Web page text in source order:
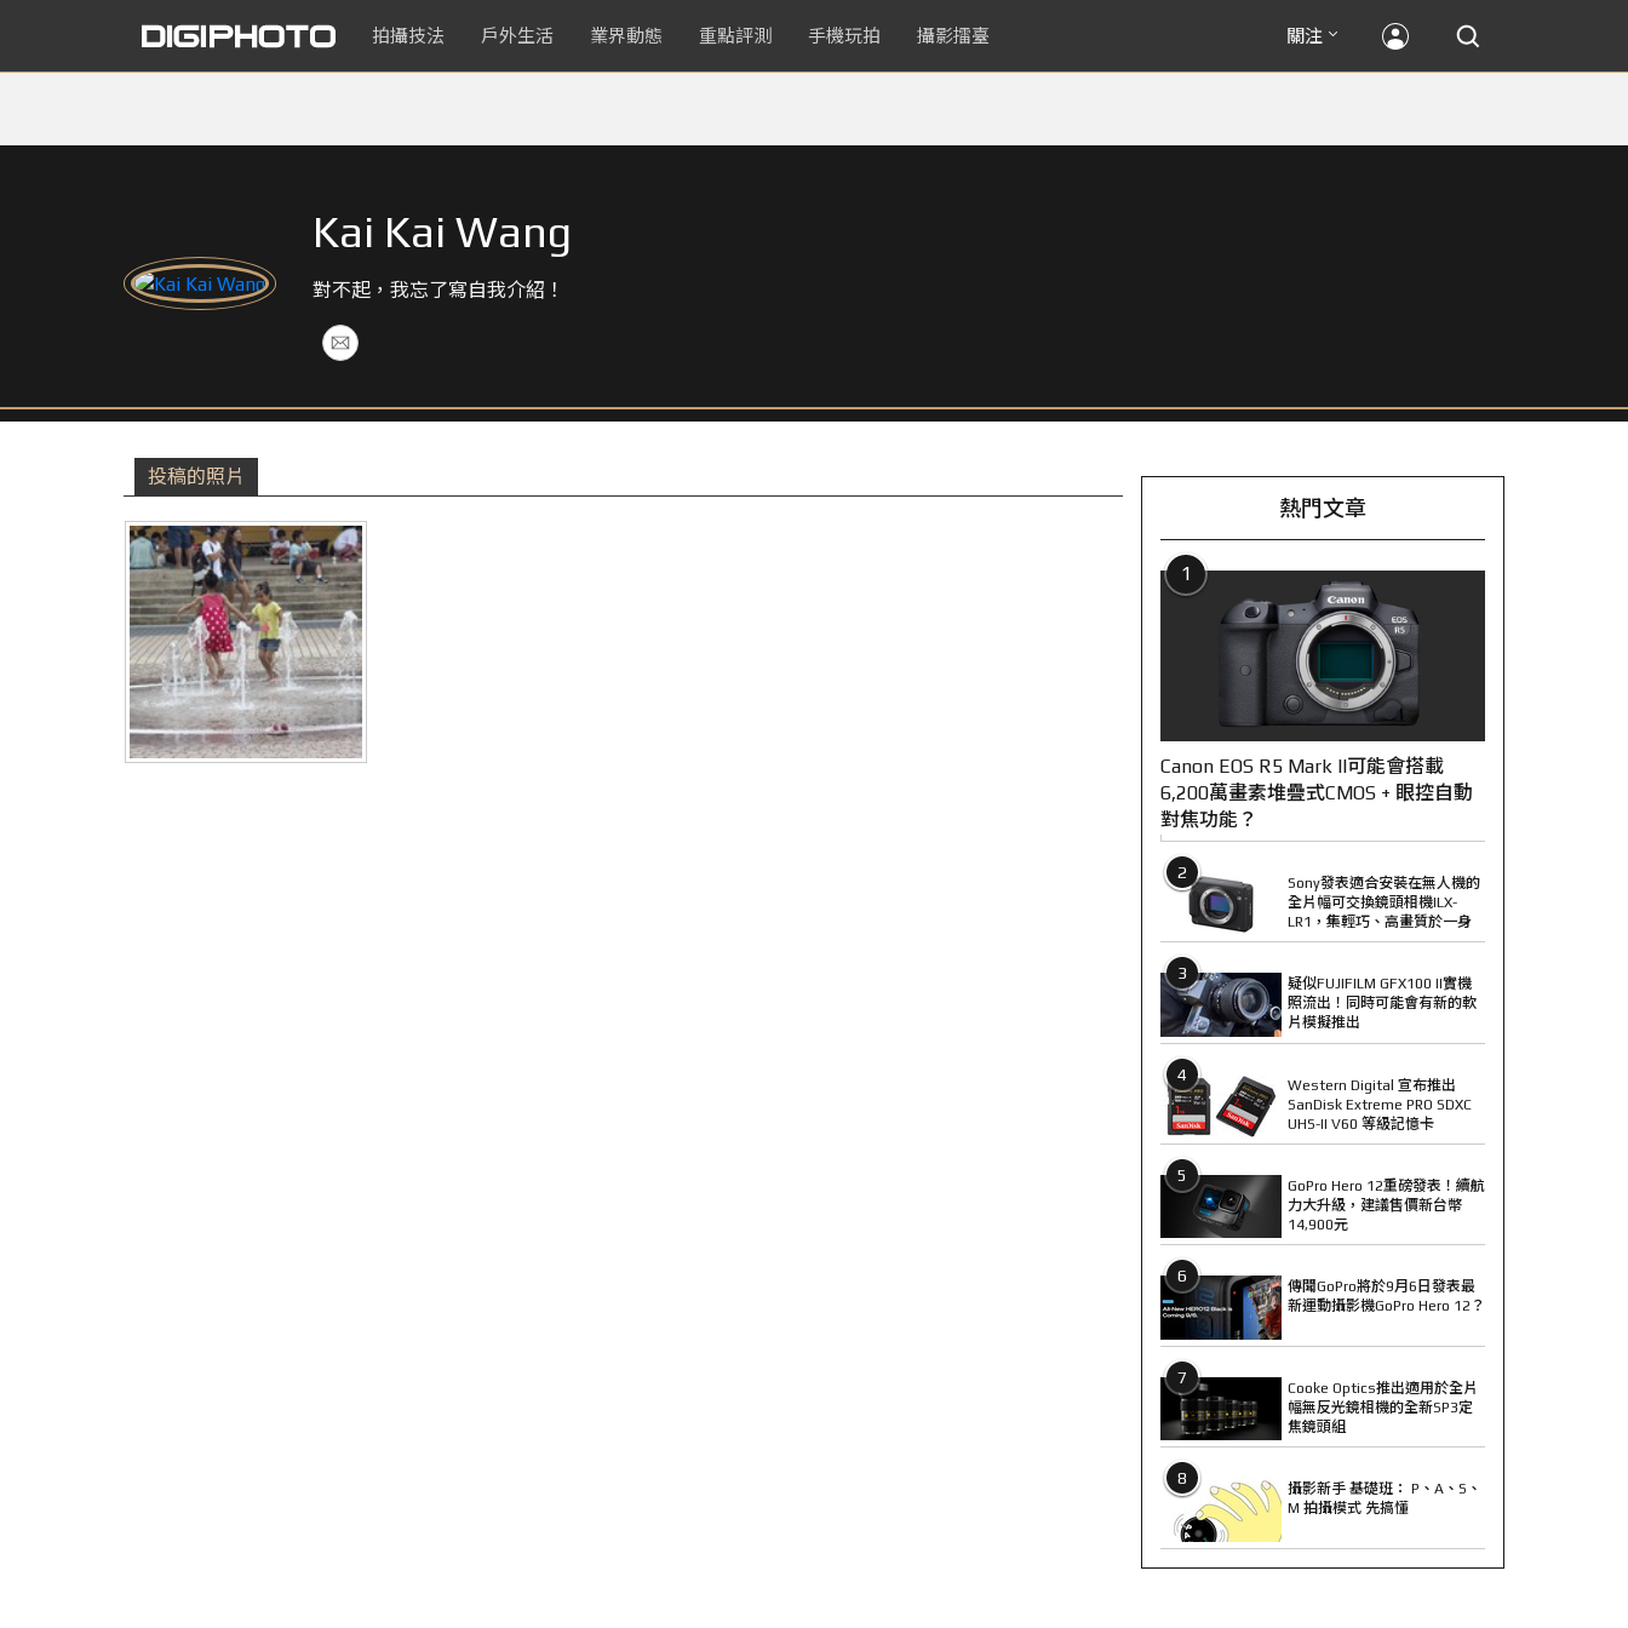
拍攝技法 戶外生活 業界動態 重點評測 手機玩拍 攝影擂臺 關注
Kai Kai Wang
對不起，我忘了寫自我介紹！
投稿的照片
熱門文章
1
Canon EOS R5 Mark II可能會搭載
6,200萬畫素堆疊式CMOS + 眼控自動
對焦功能？
2
Sony發表適合安裝在無人機的
全片幅可交換鏡頭相機ILX-
LR1，集輕巧、高畫質於一身
3
疑似FUJIFILM GFX100 II實機
照流出！同時可能會有新的軟
片模擬推出
4
Western Digital 宣布推出
SanDisk Extreme PRO SDXC
UHS-II V60 等級記憶卡
5
GoPro Hero 12重磅發表！續航
力大升級，建議售價新台幣
14,900元
6
傳聞GoPro將於9月6日發表最
新運動攝影機GoPro Hero 12？
7
Cooke Optics推出適用於全片
幅無反光鏡相機的全新SP3定
焦鏡頭組
8
攝影新手 基礎班： P、A、S、
M 拍攝模式 先搞懂